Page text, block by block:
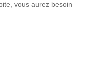
vous aurez besoin